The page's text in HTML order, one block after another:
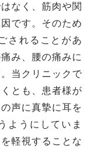
なく、筋肉や関
です。そのため
されることがあ
み、腰の痛みに
当クリニックで
とも、患者様が
声に真摯に耳を
ようにしていま
軽視することな